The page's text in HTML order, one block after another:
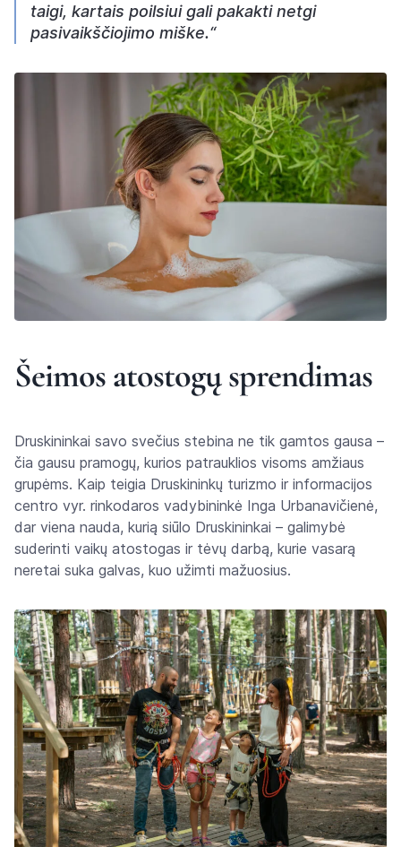
taigi, kartais poilsiui gali pakakti netgi
pasivaikščiojimo miške.“
Šeimos atostogų sprendimas
Druskininkai savo svečius stebina ne tik gamtos gausa –
čia gausu pramogų, kurios patrauklios visoms amžiaus
grupėms. Kaip teigia Druskininkų turizmo ir informacijos
centro vyr. rinkodaros vadybininkė Inga Urbanavičienė,
dar viena nauda, kurią siūlo Druskininkai – galimybė
suderinti vaikų atostogas ir tėvų darbą, kurie vasarą
neretai suka galvas, kuo užimti mažuosius.